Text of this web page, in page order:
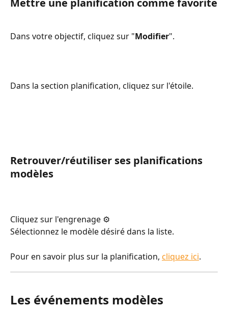
Mettre une planification comme favorite
Dans votre objectif, cliquez sur "Modifier".
Dans la section planification, cliquez sur l'étoile.
Retrouver/réutiliser ses planifications
modèles
Cliquez sur l'engrenage ⚙️
Sélectionnez le modèle désiré dans la liste.
Pour en savoir plus sur la planification, cliquez ici.
Les événements modèles